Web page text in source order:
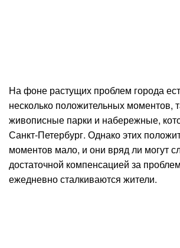
На фоне растущих проблем города
несколько положительных моментов,
живописные парки и набережные,
Санкт-Петербург. Однако этих
моментов мало, и они вряд ли могут
достаточной компенсацией за
ежедневно сталкиваются жители.